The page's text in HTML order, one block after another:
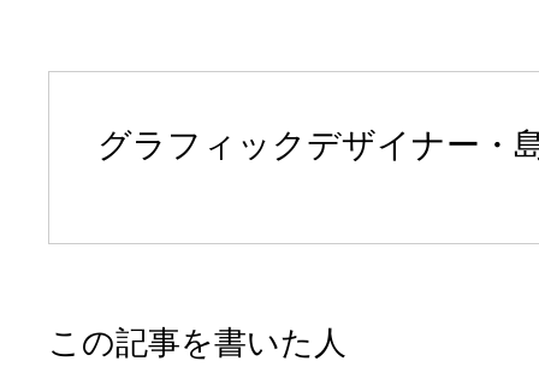
グラフィックデザイナー・
この記事を書いた人